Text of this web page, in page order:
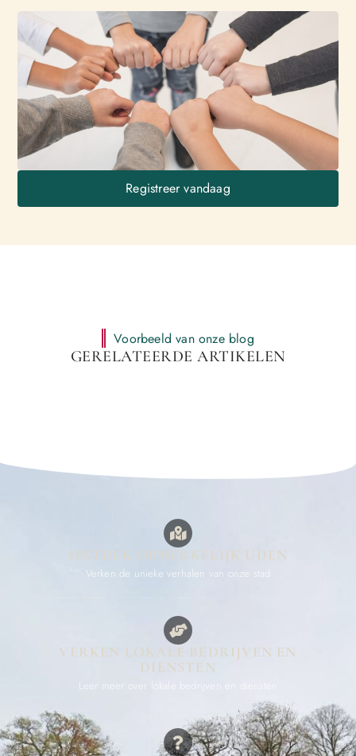
Registreer vandaag
Voorbeeld van onze blog
GERELATEERDE ARTIKELEN
ONTDEK OPMERKELIJK UDEN
Verken de unieke verhalen van onze stad
VERKEN LOKALE BEDRIJVEN EN
DIENSTEN
Leer meer over lokale bedrijven en diensten